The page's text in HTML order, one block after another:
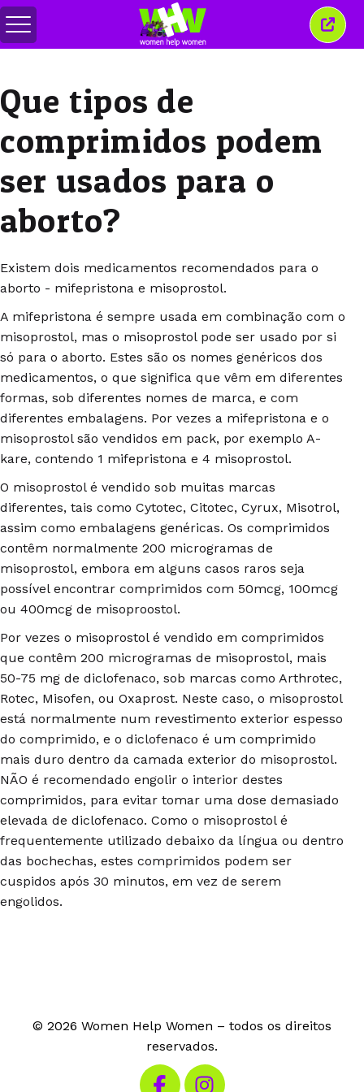
Alternar
menu
esta
Que tipos de
comprimidos podem
ser usados para o
aborto?
Existem dois medicamentos recomendados para o
aborto - mifepristona e misoprostol.
A mifepristona é sempre usada em combinação com o
misoprostol, mas o misoprostol pode ser usado por si
só para o aborto. Estes são os nomes genéricos dos
medicamentos, o que significa que vêm em diferentes
formas, sob diferentes nomes de marca, e com
diferentes embalagens. Por vezes a mifepristona e o
misoprostol são vendidos em pack, por exemplo A-
kare, contendo 1 mifepristona e 4 misoprostol.
O misoprostol é vendido sob muitas marcas
diferentes, tais como Cytotec, Citotec, Cyrux, Misotrol,
assim como embalagens genéricas. Os comprimidos
contêm normalmente 200 microgramas de
misoprostol, embora em alguns casos raros seja
possível encontrar comprimidos com 50mcg, 100mcg
ou 400mcg de misoproostol.
Por vezes o misoprostol é vendido em comprimidos
que contêm 200 microgramas de misoprostol, mais
50-75 mg de diclofenaco, sob marcas como Arthrotec,
Rotec, Misofen, ou Oxaprost. Neste caso, o misoprostol
está normalmente num revestimento exterior espesso
do comprimido, e o diclofenaco é um comprimido
mais duro dentro da camada exterior do misoprostol.
NÃO é recomendado engolir o interior destes
comprimidos, para evitar tomar uma dose demasiado
elevada de diclofenaco. Como o misoprostol é
frequentemente utilizado debaixo da língua ou dentro
das bochechas, estes comprimidos podem ser
cuspidos após 30 minutos, em vez de serem
engolidos.
© 2026 Women Help Women – todos os direitos
reservados.